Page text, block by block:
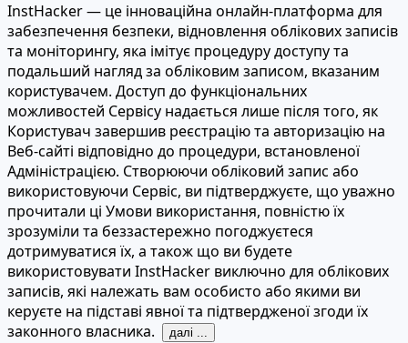
InstHacker — це інноваційна онлайн-платформа для
забезпечення безпеки, відновлення облікових записів
та моніторингу, яка імітує процедуру доступу та
подальший нагляд за обліковим записом, вказаним
користувачем. Доступ до функціональних
можливостей Сервісу надається лише після того, як
Користувач завершив реєстрацію та авторизацію на
Веб-сайті відповідно до процедури, встановленої
Адміністрацією. Створюючи обліковий запис або
використовуючи Сервіс, ви підтверджуєте, що уважно
прочитали ці Умови використання, повністю їх
зрозуміли та беззастережно погоджуєтеся
дотримуватися їх, а також що ви будете
використовувати InstHacker виключно для облікових
записів, які належать вам особисто або якими ви
керуєте на підставі явної та підтвердженої згоди їх
законного власника.
далі ...